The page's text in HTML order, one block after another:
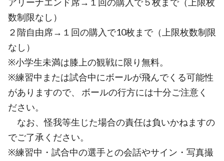
数制限なし）
２階自由席→１回の購入で10枚まで（上限枚数制限
なし）
※小学生未満は膝上の観戦に限り無料。
※練習中または試合中にボールが飛んでくる可能性
がありますので、 ボールの行方には十分ご注意く
ださい。
なお、怪我等生じた場合の責任は負いかねますの
でご了承ください。
※練習中・試合中の選手との会話やサイン・写真撮